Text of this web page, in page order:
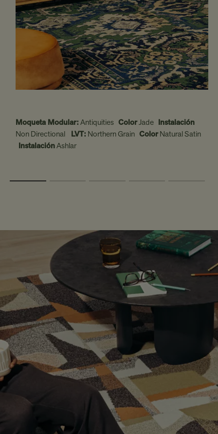
Moqueta Modular: Antiquities ColorJade
Instalación
Non Directional
LVT: Northern Grain ColorNatural Satin
InstalaciónAshlar